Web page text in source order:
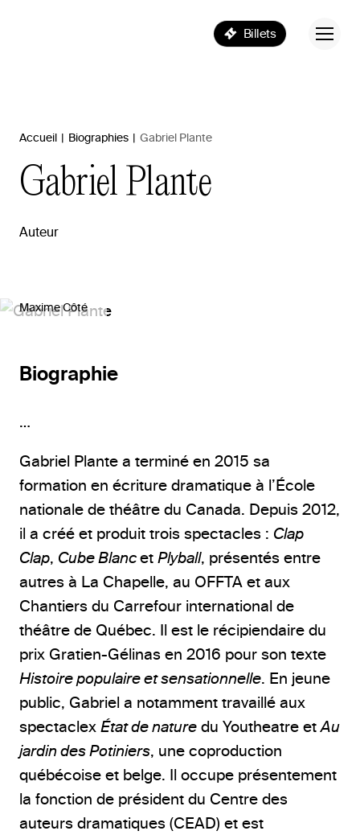
Billets
Accueil | Biographies | Gabriel Plante
Gabriel Plante
Auteur
Maxime Côté
Biographie
…
Gabriel Plante a terminé en 2015 sa
formation en écriture dramatique à l’École
nationale de théâtre du Canada. Depuis 2012,
il a créé et produit trois spectacles : Clap
Clap, Cube Blancet Plyball, présentés entre
autres à La Chapelle, au OFFTA et aux
Chantiers du Carrefour international de
théâtre de Québec. Il est le récipiendaire du
prix Gratien-Gélinas en 2016 pour son texte
Histoire populaire et sensationnelle. En jeune
public, Gabriel a notamment travaillé aux
spectaclex État de nature du Youtheatre etAu
jardin des Potiniers, une coproduction
québécoise et belge. Il occupe présentement
la fonction de président du Centre des
auteurs dramatiques (CEAD) et est